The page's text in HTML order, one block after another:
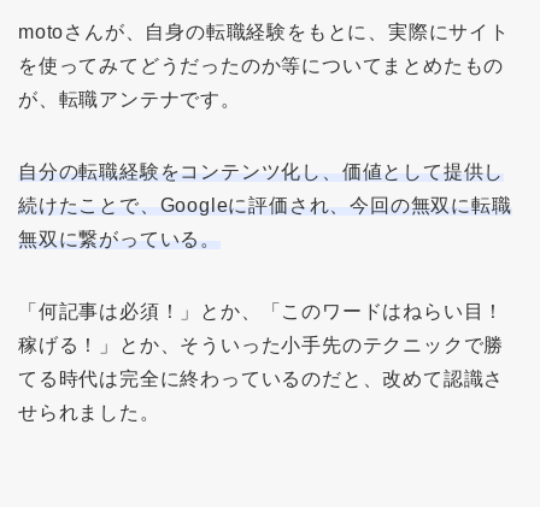
motoさんが、自身の転職経験をもとに、実際にサイト
を使ってみてどうだったのか等についてまとめたもの
が、転職アンテナです。
自分の転職経験をコンテンツ化し、価値として提供し
続けたことで、Googleに評価され、今回の無双に転職
無双に繋がっている。
「何記事は必須！」とか、「このワードはねらい目！
稼げる！」とか、そういった小手先のテクニックで勝
てる時代は完全に終わっているのだと、改めて認識さ
せられました。